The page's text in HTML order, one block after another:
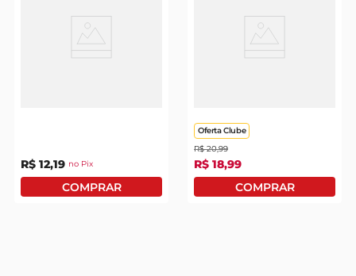
R$ 12,19 no Pix
Oferta Clube
R$ 20,99
R$ 18,99